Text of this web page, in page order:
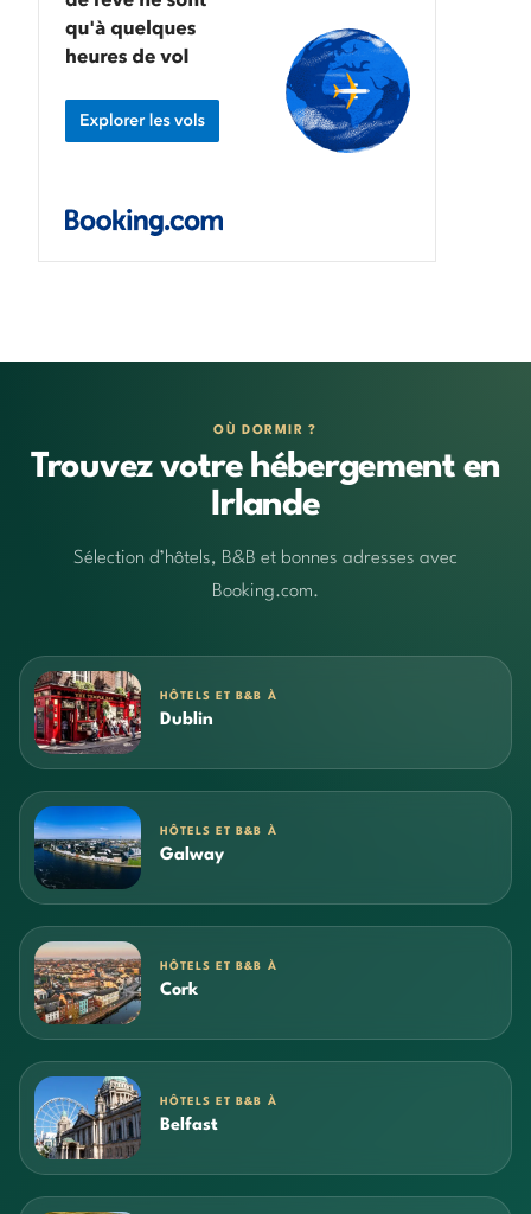
OÙ DORMIR ?
Trouvez votre hébergement en
Irlande
Sélection d’hôtels, B&B et bonnes adresses avec
Booking.com.
HÔTELS ET B&B À
Dublin
HÔTELS ET B&B À
Galway
HÔTELS ET B&B À
Cork
HÔTELS ET B&B À
Belfast